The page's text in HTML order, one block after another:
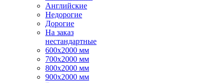
Английские
Недорогие
Дорогие
На заказ
нестандартные
600х2000 мм
700х2000 мм
800х2000 мм
900х2000 мм